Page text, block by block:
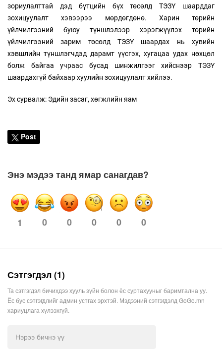
зориулалттай дэд бүтцийн бүх төсөлд ТЭЗҮ шаарддаг
зохицуулалт хэвээрээ мөрдөгдөнө. Харин төрийн
үйлчилгээний буюу түншлэлээр хэрэгжүүлэх төрийн
үйлчилгээний зарим төсөлд ТЭЗҮ шаардах нь хувийн
хэвшлийн түншлэгчдэд дарамт үүсгэх, хугацаа удах нөхцөл
болж байгаа учраас бусад шинжилгээг хийснээр ТЭЗҮ
шаардахгүй байхаар хуулийн зохицуулалт хийлээ.
Эх сурвалж: Эдийн засаг, xөгжлийн яам
Post
Энэ мэдээ танд ямар санагдав?
1 0 0 0 0 0
Сэтгэгдэл (1)
Та сэтгэгдэл бичихдээ хууль зүйн болон ёс суртахууныг баримтална уу.
Ёс бус сэтгэгдлийг админ устгах эрхтэй. Мэдээний сэтгэгдэлд GoGo.mn
хариуцлага хүлээхгүй.